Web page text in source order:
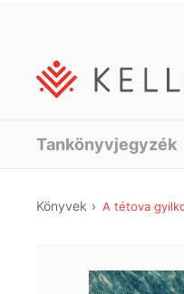
Tankönyvjegyzék
Könyvek A tétova